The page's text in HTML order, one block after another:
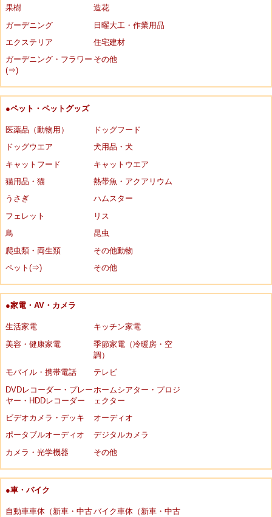
果樹
造花
ガーデニング
日曜大工・作業用品
エクステリア
住宅建材
ガーデニング・フラワー
(⇒)
その他
●ペット・ペットグッズ
医薬品（動物用）
ドッグフード
ドッグウエア
犬用品・犬
キャットフード
キャットウエア
猫用品・猫
熱帯魚・アクアリウム
うさぎ
ハムスター
フェレット
リス
鳥
昆虫
爬虫類・両生類
その他動物
ペット(⇒)
その他
●家電・AV・カメラ
生活家電
キッチン家電
美容・健康家電
季節家電（冷暖房・空
調）
モバイル・携帯電話
テレビ
DVDレコーダー・プレー
ヤー・HDDレコーダー
ホームシアター・プロジ
ェクター
ビデオカメラ・デッキ
オーディオ
ポータブルオーディオ
デジタルカメラ
カメラ・光学機器
その他
●車・バイク
自動車車体（新車・中古バイク車体（新車・中古